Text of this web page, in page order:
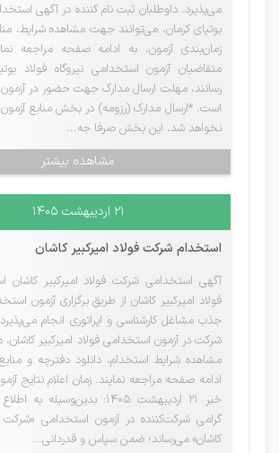
می‌پذیرد. داوطلبان ثبت نام کننده در آگهی
بوتیای کرمان، می‌توانند جهت مشاهده شرایط،
زمان‌بندی آزمون، به ادامه صفحه مراجعه
متقاضیان آزمون استخدامی نیروگاه فولاد
رسانند، مهلت ارسال مدارک جهت حضور در آزمون
است. *ارسال مدارک (رزومه) در بخش منابع آزمون
نخواهد شد، این بخش صرفا جه...
مشاهده بیشتر
۲۱ اردیبهشت ۱۴۰۵
استخدام شرکت فولاد امیرکبیر کاشان
آگهی استخدامی شرکت فولاد امیرکبیر کاشان
فولاد امیرکبیر کاشان از طریق برگزاری آزمون
جذب مشاغل کارشناسی و اپراتوری انجام
شرکت در آزمون استخدامی فولاد امیرکبیر
مشاهده شرایط استخدام، دانلود دفترچه و
خبر 21 اردیبهشت 1405: بدین‌وسیله
گرامی شرکت‌کننده در آزمون استخدامی «شرکت
کاشان» می‌رساند؛ ضمن سپاس و قدردانی...